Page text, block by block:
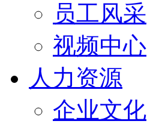
员工风采
视频中心
人力资源
企业文化